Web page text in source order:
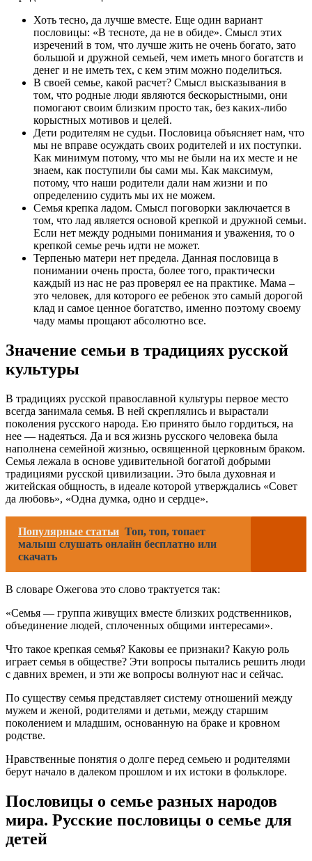
Хоть тесно, да лучше вместе. Еще один вариант
пословицы: «В тесноте, да не в обиде». Смысл этих
изречений в том, что лучше жить не очень богато, зато
большой и дружной семьей, чем иметь много богатств и
денег и не иметь тех, с кем этим можно поделиться.
В своей семье, какой расчет? Смысл высказывания в
том, что родные люди являются бескорыстными, они
помогают своим близким просто так, без каких-либо
корыстных мотивов и целей.
Дети родителям не судьи. Пословица объясняет нам, что
мы не вправе осуждать своих родителей и их поступки.
Как минимум потому, что мы не были на их месте и не
знаем, как поступили бы сами мы. Как максимум,
потому, что наши родители дали нам жизни и по
определению судить мы их не можем.
Семья крепка ладом. Смысл поговорки заключается в
том, что лад является основой крепкой и дружной семьи.
Если нет между родными понимания и уважения, то о
крепкой семье речь идти не может.
Терпенью матери нет предела. Данная пословица в
понимании очень проста, более того, практически
каждый из нас не раз проверял ее на практике. Мама –
это человек, для которого ее ребенок это самый дорогой
клад и самое ценное богатство, именно поэтому своему
чаду мамы прощают абсолютно все.
Значение семьи в традициях русской
культуры
В традициях русской православной культуры первое место
всегда занимала семья. В ней скреплялись и вырастали
поколения русского народа. Ею принято было гордиться, на
нее — надеяться. Да и вся жизнь русского человека была
наполнена семейной жизнью, освященной церковным браком.
Семья лежала в основе удивительной богатой добрыми
традициями русской цивилизации. Это была духовная и
житейская общность, в идеале которой утверждались «Совет
да любовь», «Одна думка, одно и сердце».
Популярные статьи Топ, топ, топает
малыш слушать онлайн бесплатно или
скачать
В словаре Ожегова это слово трактуется так:
«Семья — группа живущих вместе близких родственников,
объединение людей, сплоченных общими интересами».
Что такое крепкая семья? Каковы ее признаки? Какую роль
играет семья в обществе? Эти вопросы пытались решить люди
с давних времен, и эти же вопросы волнуют нас и сейчас.
По существу семья представляет систему отношений между
мужем и женой, родителями и детьми, между старшим
поколением и младшим, основанную на браке и кровном
родстве.
Нравственные понятия о долге перед семьею и родителями
берут начало в далеком прошлом и их истоки в фольклоре.
Пословицы о семье разных народов
мира. Русские пословицы о семье для
детей